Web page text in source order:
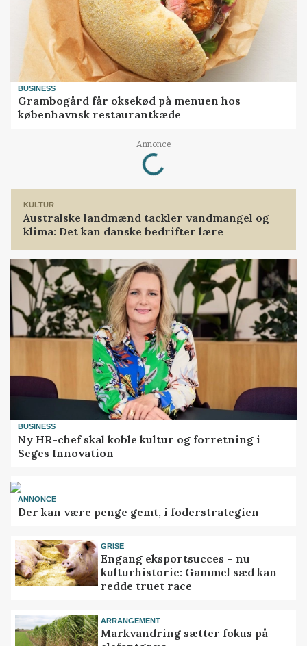
BUSINESS
Grambogård får oksekød på menuen hos
københavnsk restaurantkæde
Annonce
Loading...
KULTUR
Australske landmænd tackler vandmangel og
klima: Det kan danske bedrifter lære
BUSINESS
Ny HR-chef skal koble kultur og forretning i
Seges Innovation
ANNONCE
Der kan være penge gemt, i foderstrategien
GRISE
Engang eksportsucces – nu
kulturhistorie: Gammel sæd kan
redde truet race
ARRANGEMENT
Markvandring sætter fokus på